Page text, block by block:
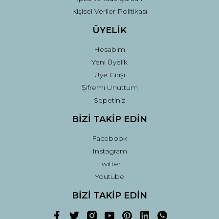
Kişisel Veriler Politikası
ÜYELİK
Hesabım
Yeni Üyelik
Üye Girişi
Şifremi Unuttum
Sepetiniz
BİZİ TAKİP EDİN
Facebook
Instagram
Twitter
Youtube
BİZİ TAKİP EDİN